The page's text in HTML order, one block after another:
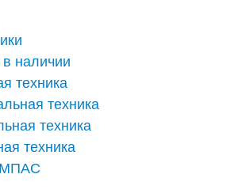
в наличии
техника
техника
техника
техника